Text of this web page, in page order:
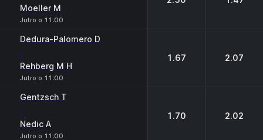
Moeller M
Jutro o 11:00
Dedura-Palomero D
-
Rehberg M H
Jutro o 11:00
1.67 2.07
Gentzsch T
-
Nedic A
Jutro o 11:00
1.70 2.02